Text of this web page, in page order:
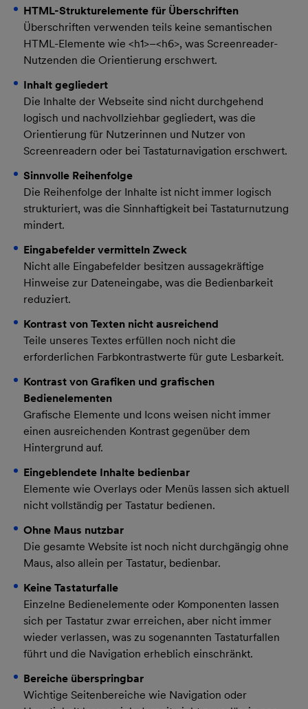
HTML-Strukturelemente für Überschriften
Überschriften verwenden teils keine semantischen
HTML-Elemente wie <h1>–<h6>, was Screenreader-
Nutzenden die Orientierung erschwert.
Inhalt gegliedert
Die Inhalte der Webseite sind nicht durchgehend
logisch und nachvollziehbar gegliedert, was die
Orientierung für Nutzerinnen und Nutzer von
Screenreadern oder bei Tastaturnavigation erschwert.
Sinnvolle Reihenfolge
Die Reihenfolge der Inhalte ist nicht immer logisch
strukturiert, was die Sinnhaftigkeit bei Tastaturnutzung
mindert.
Eingabefelder vermitteln Zweck
Nicht alle Eingabefelder besitzen aussagekräftige
Hinweise zur Dateneingabe, was die Bedienbarkeit
reduziert.
Kontrast von Texten nicht ausreichend
Teile unseres Textes erfüllen noch nicht die
erforderlichen Farbkontrastwerte für gute Lesbarkeit.
Kontrast von Grafiken und grafischen
Bedienelementen
Grafische Elemente und Icons weisen nicht immer
einen ausreichenden Kontrast gegenüber dem
Hintergrund auf.
Eingeblendete Inhalte bedienbar
Elemente wie Overlays oder Menüs lassen sich aktuell
nicht vollständig per Tastatur bedienen.
Ohne Maus nutzbar
Die gesamte Website ist noch nicht durchgängig ohne
Maus, also allein per Tastatur, bedienbar.
Keine Tastaturfalle
Einzelne Bedienelemente oder Komponenten lassen
sich per Tastatur zwar erreichen, aber nicht immer
wieder verlassen, was zu sogenannten Tastaturfallen
führt und die Navigation erheblich einschränkt.
Bereiche überspringbar
Wichtige Seitenbereiche wie Navigation oder